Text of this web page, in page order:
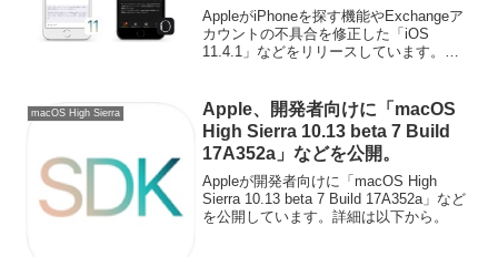
リース。
AppleがiPhoneを探す機能やExchangeア
カウントの不具合を修正した「iOS
11.4.1」などをリリースしています。詳
macOS High Sierra
Apple、開発者向けに「macOS
High Sierra 10.13 beta 7 Build
17A352a」などを公開。
Appleが開発者向けに「macOS High
Sierra 10.13 beta 7 Build 17A352a」など
を公開しています。詳細は以下から。